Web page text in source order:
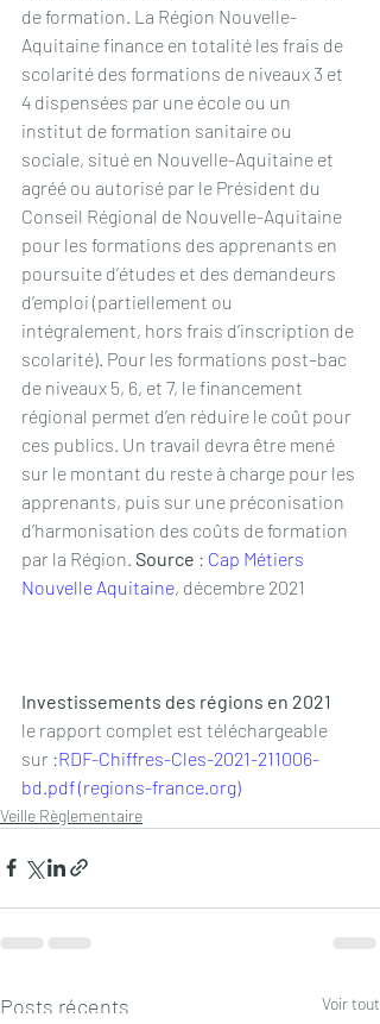
de formation. La Région Nouvelle-
Aquitaine finance en totalité les frais de
scolarité des formations de niveaux 3 et
4 dispensées par une école ou un
institut de formation sanitaire ou
sociale, situé en Nouvelle-Aquitaine et
agréé ou autorisé par le Président du
Conseil Régional de Nouvelle-Aquitaine
pour les formations des apprenants en
poursuite d’études et des demandeurs
d’emploi (partiellement ou
intégralement, hors frais d’inscription de
scolarité). Pour les formations post–bac
de niveaux 5, 6, et 7, le financement
régional permet d’en réduire le coût pour
ces publics. Un travail devra être mené
sur le montant du reste à charge pour les
apprenants, puis sur une préconisation
d’harmonisation des coûts de formation
par la Région. Source : Cap Métiers
Nouvelle Aquitaine, décembre 2021
Investissements des régions en 2021
le rapport complet est téléchargeable
sur :RDF-Chiffres-Cles-2021-211006-
bd.pdf (regions-france.org)
Veille Règlementaire
Posts récents Voir tout